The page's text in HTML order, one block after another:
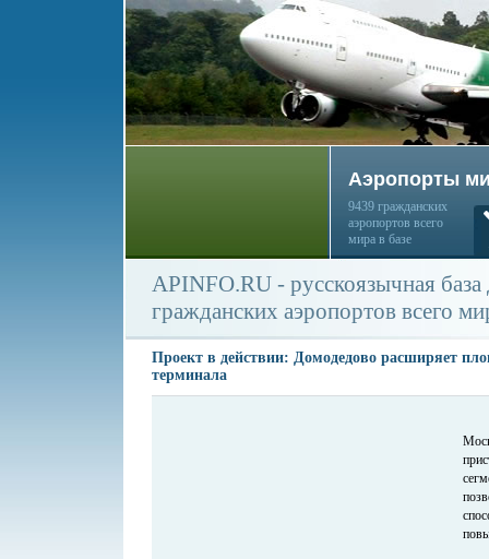
Аэропорты
9439 гражданских
аэропортов всего
мира в базе
APINFO.RU - русскоязычная
гражданских аэропортов всего
Проект в действии: Домодедово расширяет
терминала